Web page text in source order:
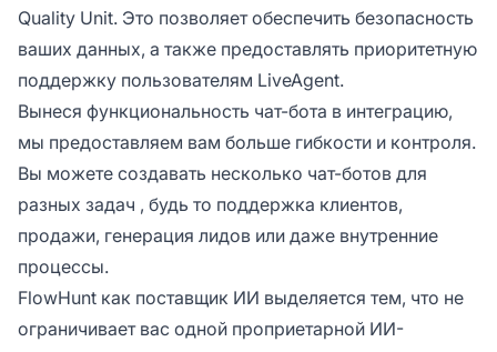
Quality Unit. Это позволяет обеспечить безопасность
ваших данных, а также предоставлять приоритетную
поддержку пользователям LiveAgent.
Вынеся функциональность чат-бота в интеграцию,
мы предоставляем вам больше гибкости и контроля.
Вы можете создавать несколько чат-ботов для
разных задач , будь то поддержка клиентов,
продажи, генерация лидов или даже внутренние
процессы.
FlowHunt как поставщик ИИ выделяется тем, что не
ограничивает вас одной проприетарной ИИ-